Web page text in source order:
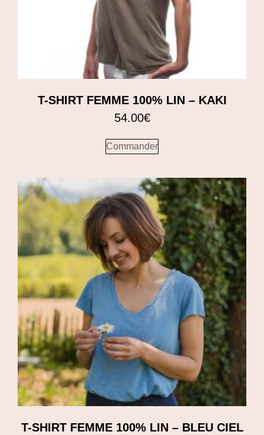
T-SHIRT FEMME 100% LIN – KAKI
54.00€
Commander
T-SHIRT FEMME 100% LIN – BLEU CIEL